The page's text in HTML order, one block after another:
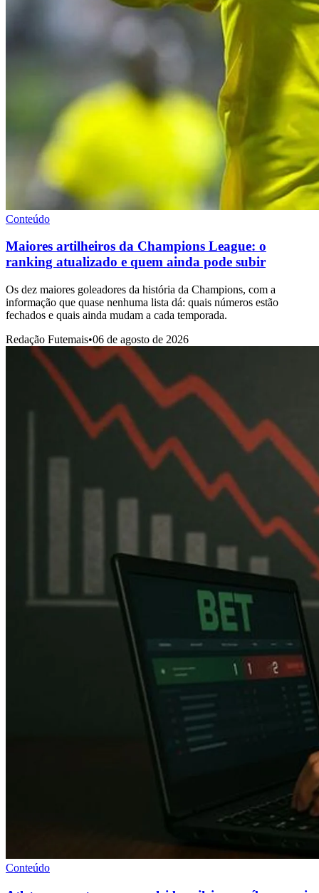
Conteúdo
Maiores artilheiros da Champions League: o
ranking atualizado e quem ainda pode subir
Os dez maiores goleadores da história da Champions, com a
informação que quase nenhuma lista dá: quais números estão
fechados e quais ainda mudam a cada temporada.
Redação Futemais•06 de agosto de 2026
Conteúdo